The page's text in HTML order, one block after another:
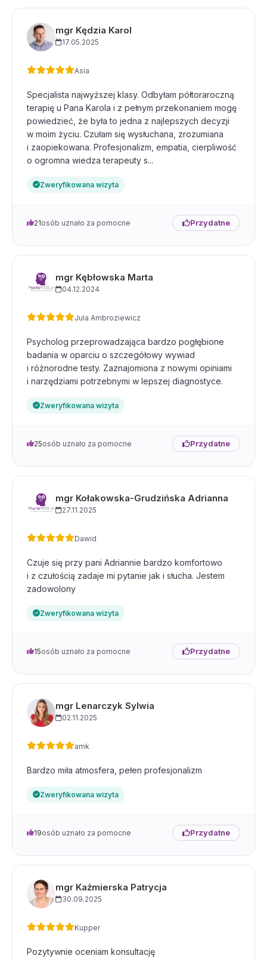
mgr Kędzia Karol
17.05.2025
Asia
Specjalista najwyższej klasy. Odbyłam półtoraroczną
terapię u Pana Karola i z pełnym przekonaniem mogę
powiedzieć, że była to jedna z najlepszych decyzji
w moim życiu. Czułam się wysłuchana, zrozumiana
i zaopiekowana. Profesjonalizm, empatia, cierpliwość
o ogromna wiedza terapeuty s...
Zweryfikowana wizyta
21osób uznało za pomocne Przydatne
mgr Kębłowska Marta
04.12.2024
Jula Ambroziewicz
Psycholog przeprowadzająca bardzo pogłębione
badania w oparciu o szczegółowy wywiad
i różnorodne testy. Zaznajomiona z nowymi opiniami
i narzędziami potrzebnymi w lepszej diagnostyce.
Zweryfikowana wizyta
25osób uznało za pomocne Przydatne
mgr Kołakowska-Grudzińska Adrianna
27.11.2025
Dawid
Czuje się przy pani Adriannie bardzo komfortowo
i z czułością zadaje mi pytanie jak i słucha. Jestem
zadowolony
Zweryfikowana wizyta
15osób uznało za pomocne Przydatne
mgr Lenarczyk Sylwia
02.11.2025
amk
Bardzo miła atmosfera, pełen profesjonalizm
Zweryfikowana wizyta
19osób uznało za pomocne Przydatne
mgr Kaźmierska Patrycja
30.09.2025
Kupper
Pozytywnie oceniam konsultację